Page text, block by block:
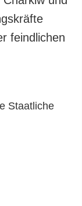
feindlichen
Staatliche